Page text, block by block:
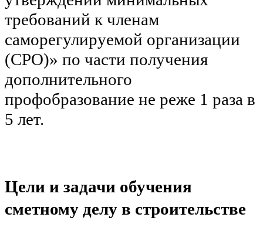
требований к членам
саморегулируемой организации
(СРО)» по части получения
дополнительного
профобразование не реже 1 раза в
5 лет.
Цели и задачи обучения
сметному делу в строительстве